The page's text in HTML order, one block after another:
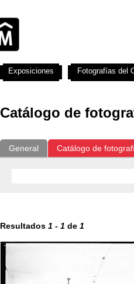
Catálogo de
General Catálogo de
Resultados 1 - 1 de 1
Exposiciones Fotografías del